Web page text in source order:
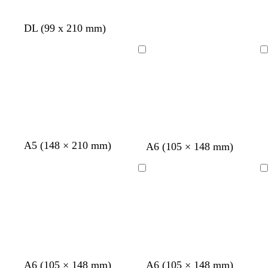
DL (99 x 210 mm)
b
rc
l
A5 (148 × 210 mm) A6 (105 × 148 mm)
g
b
b
A6 (105 × 148 mm)
A6 (105 × 148 mm)